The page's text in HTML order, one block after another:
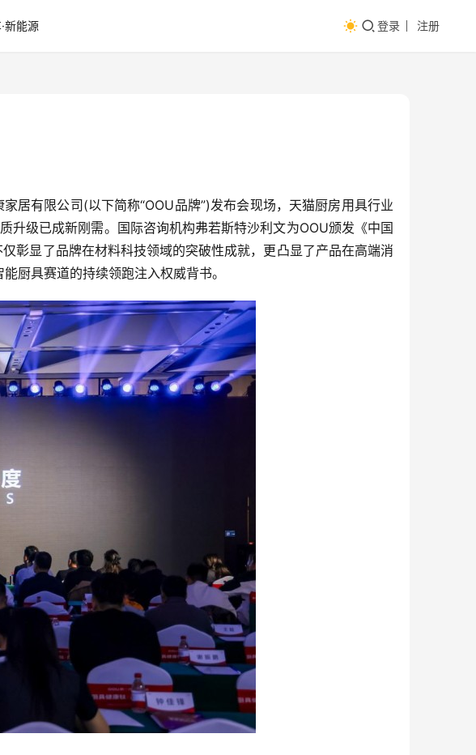
新能源 登录 注册
居有限公司(以下简称“OOU品牌”)发布会现场，天猫厨房用具行业
级已成新刚需。国际咨询机构弗若斯特沙利文为OOU颁发《中国
彰显了品牌在材料科技领域的突破性成就，更凸显了产品在高端消
厨具赛道的持续领跑注入权威背书。